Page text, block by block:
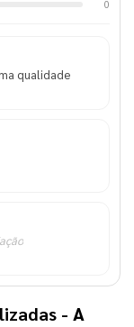
0
qualidade
- A